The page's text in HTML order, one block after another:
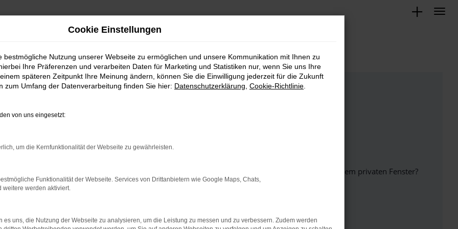
bestimmter Seiten verhindern. Funktioniert die Seite in einem anderen Browser oder in einem privaten Fenster?
beheben.
auf dem neuesten Stand sind.
kann auch dazu führen, dass bestimmte Funktionen nicht mehr unterstützt werden.
Cookie Einstellungen
bestmögliche Nutzung unserer Webseite zu ermöglichen und unsere Kommunikation mit Ihnen zu
Ihre Präferenzen und verarbeiten Daten für Marketing und Statistiken nur, wenn Sie uns Ihre
späteren Zeitpunkt Ihre Meinung ändern, können Sie die Einwilligung jederzeit für die Zukunft
zum Umfang der Datenverarbeitung finden Sie hier: Datenschutzerklärung Cookie-Richtlinie
von uns eingesetzt:
um die Kernfunktionalität der Webseite zu gewährleisten.
Funktionalität der Webseite. Services von Drittanbietern wie Google Maps, Chats,
weitere werden aktiviert.
es uns, die Nutzung der Webseite zu analysieren, um die Leistung zu messen und zu verbessern. Zudem werden